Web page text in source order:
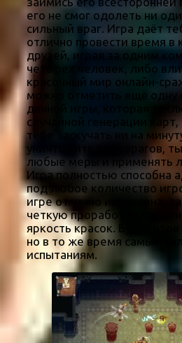
его не смог одолеть ни
сильный враг. Игра даёт
отлично провести время в
друзей, играя за одним
четырех человек, либо
красочный мир онлайн-
можно отметить ещё одну
данной игры, которая
случайной генерации
тебе заскучать ни на
уничтожить всех врагов,
любые меры и применять
Игра полностью способна
под любое количество
игре отлично исполнена,
четкую проработку,
яркость красок. Будь
но в то же время самым
испытаниям.